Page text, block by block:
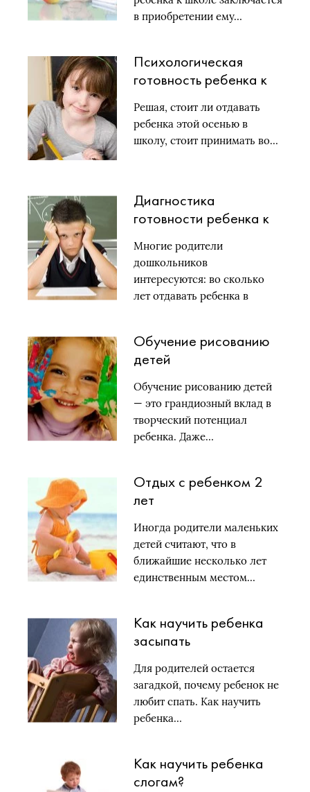
в приобретении ему…
Психологическая
готовность ребенка к
Решая, стоит ли отдавать
ребенка этой осенью в
школу, стоит принимать во…
Диагностика
готовности ребенка к
Многие родители
дошкольников
интересуются: во сколько
лет отдавать ребенка в
Обучение рисованию
детей
Обучение рисованию детей
— это грандиозный вклад в
творческий потенциал
ребенка. Даже…
Отдых с ребенком 2
лет
Иногда родители маленьких
детей считают, что в
ближайшие несколько лет
единственным местом…
Как научить ребенка
засыпать
Для родителей остается
загадкой, почему ребенок не
любит спать. Как научить
ребенка…
Как научить ребенка
слогам?